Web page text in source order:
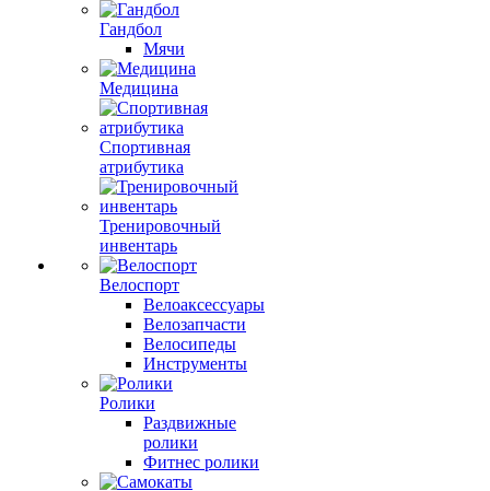
Гандбол
Мячи
Медицина
Спортивная
атрибутика
Тренировочный
инвентарь
Велоспорт
Велоаксессуары
Велозапчасти
Велосипеды
Инструменты
Ролики
Раздвижные
ролики
Фитнес ролики